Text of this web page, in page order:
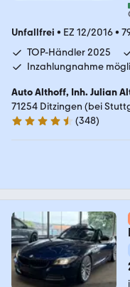
Unfallfrei • EZ 12/2016•
TOP-Händler 2025
Inzahlungnahme
Auto Althoff, Inh. Julian
71254 Ditzingen (bei
4.7 Sterne
(348)